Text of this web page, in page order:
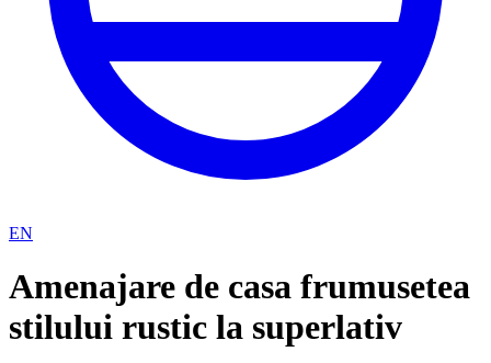
EN
Amenajare de casa frumusetea
stilului rustic la superlativ